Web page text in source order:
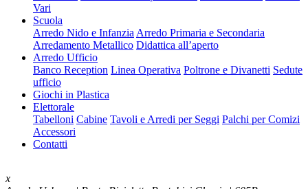
Vari
Scuola
Arredo Nido e Infanzia Arredo Primaria e Secondaria
Arredamento Metallico Didattica all’aperto
Arredo Ufficio
Banco Reception Linea Operativa Poltrone e Divanetti Sedute
ufficio
Giochi in Plastica
Elettorale
Tabelloni Cabine Tavoli e Arredi per Seggi Palchi per Comizi
Accessori
Contatti
x